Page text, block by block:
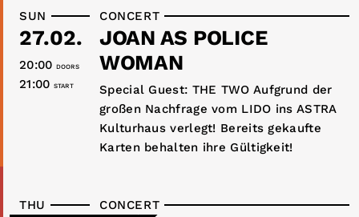
SUN
27.02.
DOORS
20:00
START
21:00
CONCERT
JOAN AS POLICE
WOMAN
Special Guest: THE TWO Aufgrund der
großen Nachfrage vom LIDO ins ASTRA
Kulturhaus verlegt! Bereits gekaufte
Karten behalten ihre Gültigkeit!
THU CONCERT